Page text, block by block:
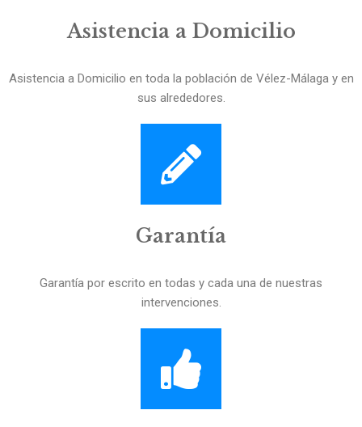
Asistencia a Domicilio
Asistencia a Domicilio en toda la población de Vélez-Málaga y en
sus alrededores.
Garantía
Garantía por escrito en todas y cada una de nuestras
intervenciones.